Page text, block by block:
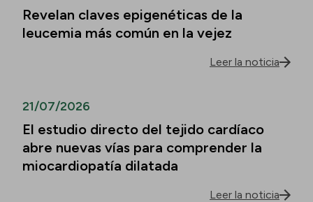
Revelan claves epigenéticas de la
leucemia más común en la vejez
Leer la noticia
21/07/2026
El estudio directo del tejido cardíaco
abre nuevas vías para comprender la
miocardiopatía dilatada
Leer la noticia